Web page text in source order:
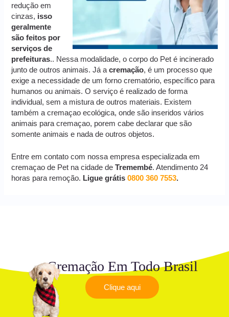
redução em
cinzas, isso
geralmente
são feitos por
serviços de
prefeituras.. Nessa modalidade, o corpo do Pet é incinerado
junto de outros animais. Já acremação, é um processo que
exige a necessidade de um forno crematório, específico para
humanos ou animais. O serviço é realizado de forma
individual, sem a mistura de outros materiais. Existem
também a cremaçao ecológica, onde são inseridos vários
animais para cremaçao, porem cabe declarar que são
somente animais e nada de outros objetos.
Entre em contato com nossa empresa especializada em
cremaçao de Pet na cidade deTremembé. Atendimento 24
horas para remoção. Ligue grátis0800 360 7553.
Cremação Em Todo Brasil
Clique aqui